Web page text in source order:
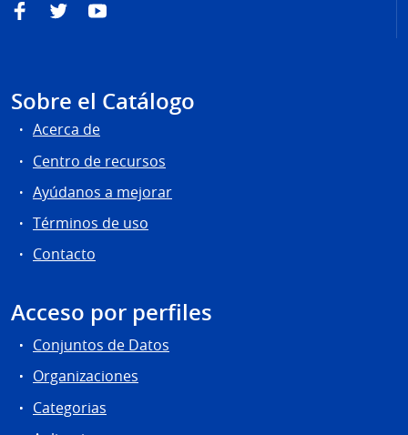
FacebookTwitterYouTube
Sobre el Catálogo
Acerca de
Centro de recursos
Ayúdanos a mejorar
Términos de uso
Contacto
Acceso por perfiles
Conjuntos de Datos
Organizaciones
Categorias